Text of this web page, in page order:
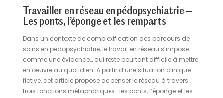
prévention » répond à ces impératifs. Acteurs
actuellement peu engagés dans la prévention primaire,
devenir un maillon de la chaîne1. C’est l’orientation prise
par le CHU d’Angers.
Travailler en réseau en pédopsychiatrie –
Les ponts, l’éponge et les remparts
Dans un contexte de complexification des parcours de
soins en pédopsychiatrie, le travail en réseau s’impose
comme une évidence… qui reste pourtant difficile à mettre
en oeuvre au quotidien. À partir d’une situation clinique
fictive, cet article propose de penser le réseau à travers
trois fonctions métaphoriques : les ponts, l’éponge et les